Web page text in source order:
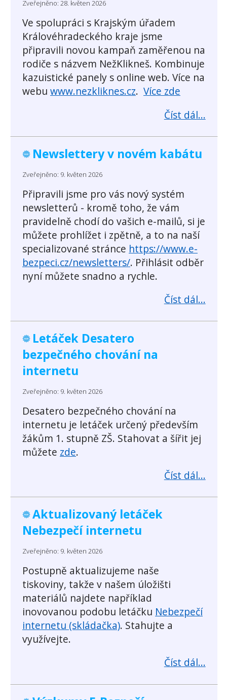
Zveřejněno: 28. květen 2026
Ve spolupráci s Krajským úřadem
Královéhradeckého kraje jsme
připravili novou kampaň zaměřenou na
rodiče s názvem NežKlikneš. Kombinuje
kazuistické panely s online web. Více na
webu www.nezkliknes.cz. Více zde
Číst dál...
Newslettery v novém kabátu
Zveřejněno: 9. květen 2026
Připravili jsme pro vás nový systém
newsletterů - kromě toho, že vám
pravidelně chodí do vašich e-mailů, si je
můžete prohlížet i zpětně, a to na naší
specializované stránce https://www.e-
bezpeci.cz/newsletters/. Přihlásit odběr
nyní můžete snadno a rychle.
Číst dál...
Letáček Desatero
bezpečného chování na
internetu
Zveřejněno: 9. květen 2026
Desatero bezpečného chování na
internetu je letáček určený především
žákům 1. stupně ZŠ. Stahovat a šířit jej
můžete zde.
Číst dál...
Aktualizovaný letáček
Nebezpečí internetu
Zveřejněno: 9. květen 2026
Postupně aktualizujeme naše
tiskoviny, takže v našem úložišti
materiálů najdete například
inovovanou podobu letáčku Nebezpečí
internetu (skládačka). Stahujte a
využívejte.
Číst dál...